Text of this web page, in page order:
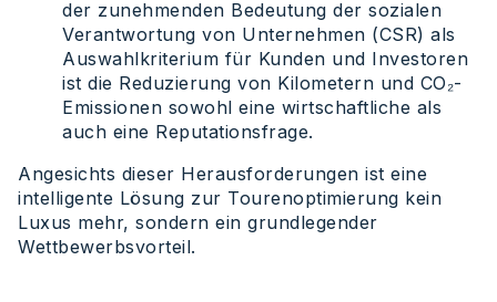
der zunehmenden Bedeutung der sozialen
Verantwortung von Unternehmen (CSR) als
Auswahlkriterium für Kunden und Investoren
ist die Reduzierung von Kilometern und CO₂-
Emissionen sowohl eine wirtschaftliche als
auch eine Reputationsfrage.
Angesichts dieser Herausforderungen ist eine
intelligente Lösung zur Tourenoptimierung kein
Luxus mehr, sondern ein grundlegender
Wettbewerbsvorteil.